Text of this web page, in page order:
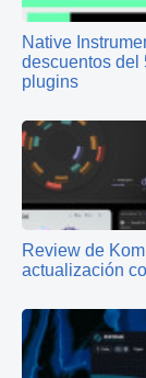
Native
descuentos del
plugins
Review de
actualización